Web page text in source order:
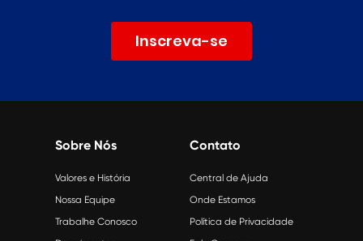
Inscreva-se
Sobre Nós
Valores e História
Nossa Equipe
Trabalhe Conosco
Contato
Central de Ajuda
Onde Estamos
Política de Privacidade